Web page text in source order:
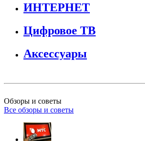
ИНТЕРНЕТ
Цифровое ТВ
Аксессуары
Обзоры и советы
Все обзоры и советы